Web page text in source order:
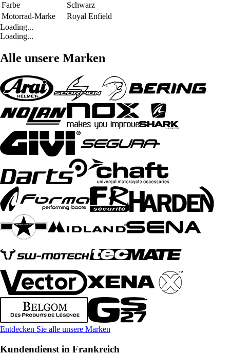
Farbe
Schwarz
Motorrad-Marke
Royal Enfield
Loading...
Loading...
Alle unsere Marken
Entdecken Sie alle unsere Marken
Kundendienst in Frankreich